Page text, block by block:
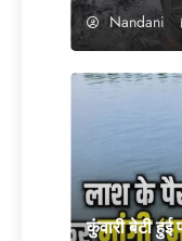
Nandani
कुंवारी बेटी हुई